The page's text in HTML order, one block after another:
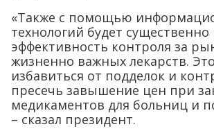
«Также с помощью
технологий будет
эффективность контроля за
жизненно важных лекарств.
избавиться от подделок и
пресечь завышение цен при
медикаментов для больниц и
– сказал президент.